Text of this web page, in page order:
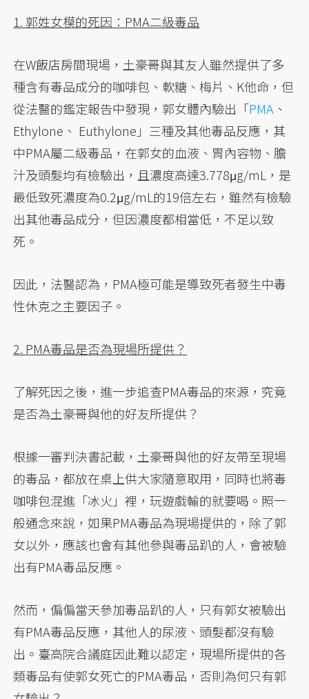
1. 郭姓女模的死因：PMA二級毒品
在W飯店房間現場，土豪哥與其友人雖然提供了多
種含有毒品成分的咖啡包、軟糖、梅片、K他命，但
從法醫的鑑定報告中發現，郭女體內驗出「PMA 、
Ethylone、 Euthylone」三種及其他毒品反應，其
中PMA屬二級毒品，在郭女的血液、胃內容物、膽
汁及頭髮均有檢驗出，且濃度高達3.778μg/mL，是
最低致死濃度為0.2μg/mL的19倍左右，雖然有檢驗
出其他毒品成分，但因濃度都相當低，不足以致
死。
因此，法醫認為，PMA極可能是導致死者發生中毒
性休克之主要因子。
2. PMA毒品是否為現場所提供？
了解死因之後，進一步追查PMA毒品的來源，究竟
是否為土豪哥與他的好友所提供？
根據一審判決書記載，土豪哥與他的好友帶至現場
的毒品，都放在桌上供大家隨意取用，同時也將毒
咖啡包混進「冰火」裡，玩遊戲輸的就要喝。照一
般通念來說，如果PMA毒品為現場提供的，除了郭
女以外，應該也會有其他參與毒品趴的人，會被驗
出有PMA毒品反應。
然而，偏偏當天參加毒品趴的人，只有郭女被驗出
有PMA毒品反應，其他人的尿液、頭髮都沒有驗
出。臺高院合議庭因此難以認定，現場所提供的各
類毒品有使郭女死亡的PMA毒品，否則為何只有郭